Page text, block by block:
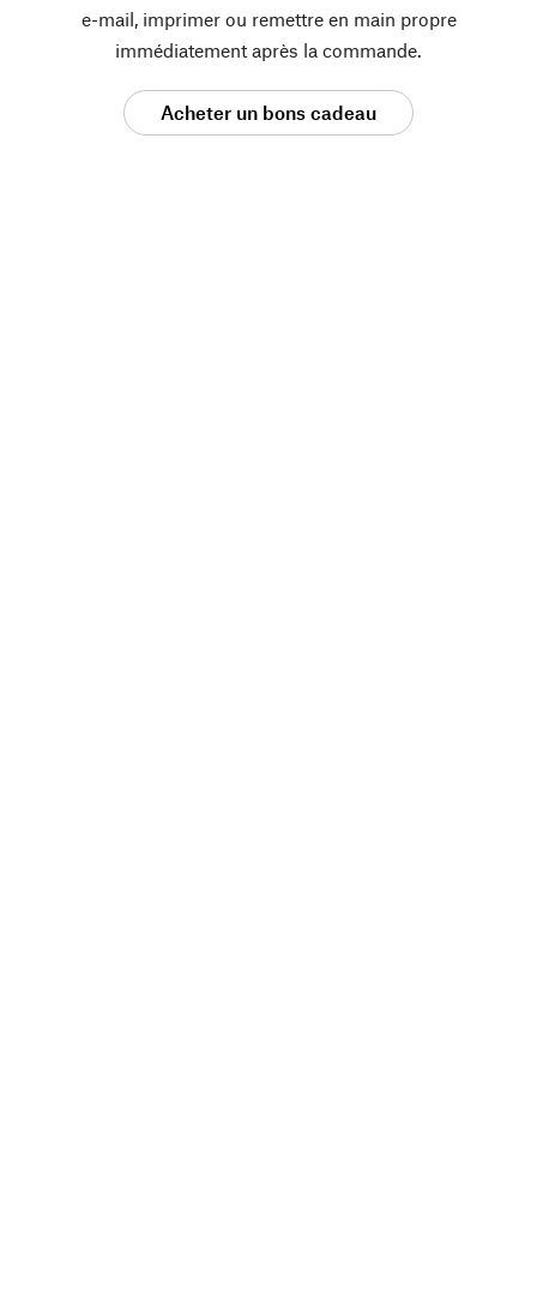
e-mail, imprimer ou remettre en main propre
immédiatement après la commande.
Acheter un bons cadeau